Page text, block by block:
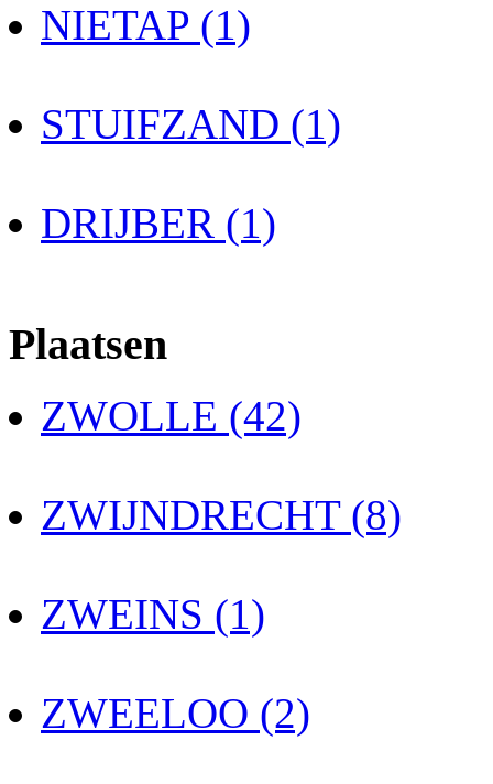
NIETAP (1)
STUIFZAND (1)
DRIJBER (1)
Plaatsen
ZWOLLE (42)
ZWIJNDRECHT (8)
ZWEINS (1)
ZWEELOO (2)